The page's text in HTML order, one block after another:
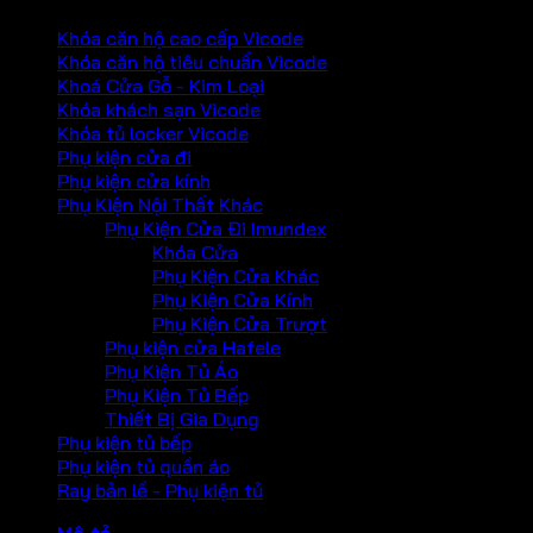
Khóa căn hộ cao cấp Vicode
Khóa căn hộ tiêu chuẩn Vicode
Khoá Cửa Gỗ - Kim Loại
Khóa khách sạn Vicode
Khóa tủ locker Vicode
Phụ kiện cửa đi
Phụ kiện cửa kính
Phụ Kiện Nội Thất Khác
Phụ Kiện Cửa Đi Imundex
Khóa Cửa
Phụ Kiện Cửa Khác
Phụ Kiện Cửa Kính
Phụ Kiện Cửa Trượt
Phụ kiện cửa Hafele
Phụ Kiện Tủ Áo
Phụ Kiện Tủ Bếp
Thiết Bị Gia Dụng
Phụ kiện tủ bếp
Phụ kiện tủ quần áo
Ray bản lề - Phụ kiện tủ